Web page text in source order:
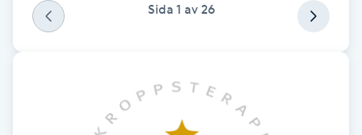
Fibromassage Sida 1 av 26